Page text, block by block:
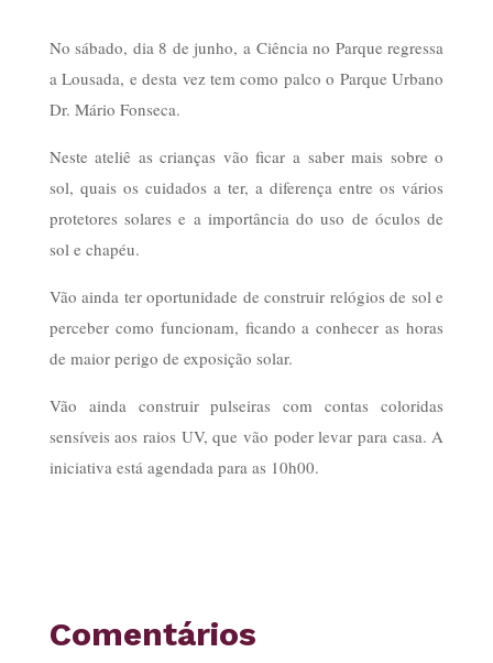
No sábado, dia 8 de junho, a Ciência no Parque regressa
a Lousada, e desta vez tem como palco o Parque Urbano
Dr. Mário Fonseca.
Neste ateliê as crianças vão ficar a saber mais sobre o
sol, quais os cuidados a ter, a diferença entre os vários
protetores solares e a importância do uso de óculos de
sol e chapéu.
Vão ainda ter oportunidade de construir relógios de sol e
perceber como funcionam, ficando a conhecer as horas
de maior perigo de exposição solar.
Vão ainda construir pulseiras com contas coloridas
sensíveis aos raios UV, que vão poder levar para casa. A
iniciativa está agendada para as 10h00.
Comentários